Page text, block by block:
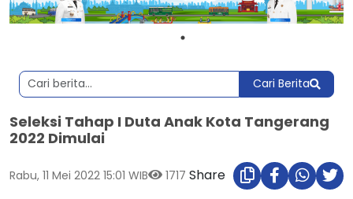
Cari Berita
Seleksi Tahap I Duta Anak Kota Tangerang
2022 Dimulai
Rabu, 11 Mei 2022 15:01 WIB 1717 Share